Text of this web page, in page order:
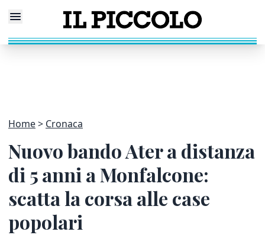
Home Cronaca
Nuovo bando Ater a distanza
di 5 anni a Monfalcone:
scatta la corsa alle case
popolari